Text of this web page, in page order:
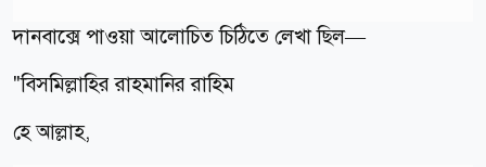
দানবাক্সে পাওয়া আলোচিত চিঠিতে লেখা ছিল—
"বিসমিল্লাহির রাহমানির রাহিম
হে আল্লাহ,